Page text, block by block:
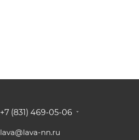
+7 (831) 469-05-06
lava@lava-nn.ru